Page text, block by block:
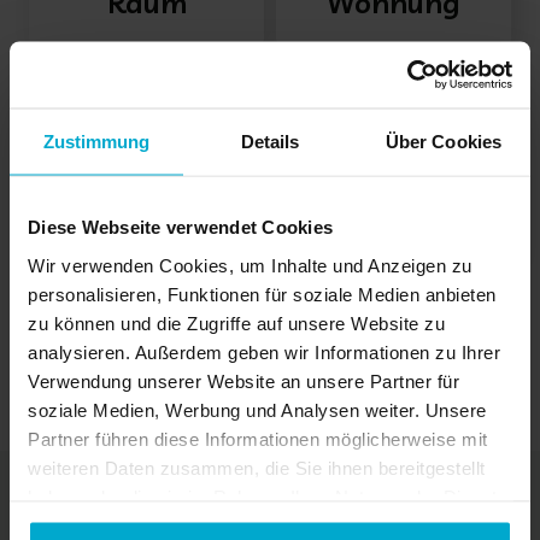
Zustimmung Details Über Cookies
Diese Webseite verwendet Cookies
Wir verwenden Cookies, um Inhalte und Anzeigen zu
personalisieren, Funktionen für soziale Medien anbieten
zu können und die Zugriffe auf unsere Website zu
analysieren. Außerdem geben wir Informationen zu Ihrer
Verwendung unserer Website an unsere Partner für
soziale Medien, Werbung und Analysen weiter. Unsere
Partner führen diese Informationen möglicherweise mit
weiteren Daten zusammen, die Sie ihnen bereitgestellt
gesammelt haben.
In diesen Städten steht unser